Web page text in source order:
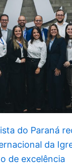
do Paraná
da
de excelência